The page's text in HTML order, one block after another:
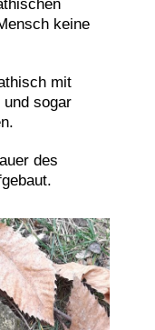
keine
mit
und sogar
des